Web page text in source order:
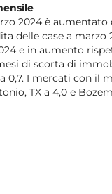
2024 è aumentato
delle case a
e in aumento
di scorta di
a 0,7. I mercati con
TX a 4,0 e